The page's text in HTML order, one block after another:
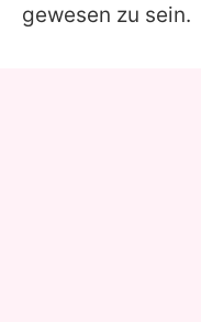
gewesen zu sein.